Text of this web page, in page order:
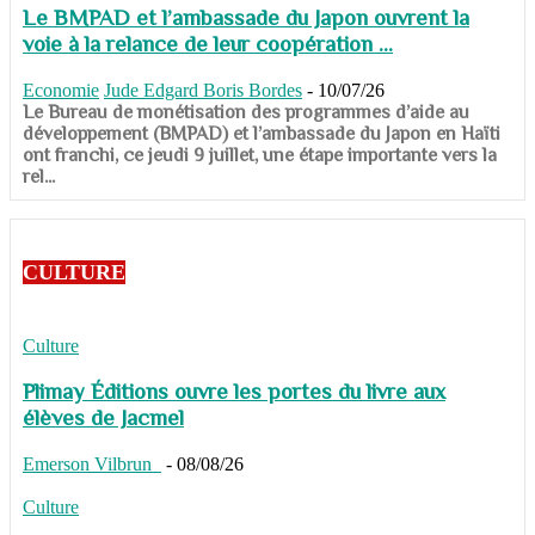
Le BMPAD et l’ambassade du Japon ouvrent la
voie à la relance de leur coopération ...
Economie Jude Edgard Boris Bordes - 10/07/26
​​​​​​​Le Bureau de monétisation des programmes d’aide au
développement (BMPAD) et l’ambassade du Japon en Haïti
ont franchi, ce jeudi 9 juillet, une étape importante vers la
rel...
CULTURE
Culture
Plimay Éditions ouvre les portes du livre aux
élèves de Jacmel
Emerson Vilbrun - 08/08/26
Culture